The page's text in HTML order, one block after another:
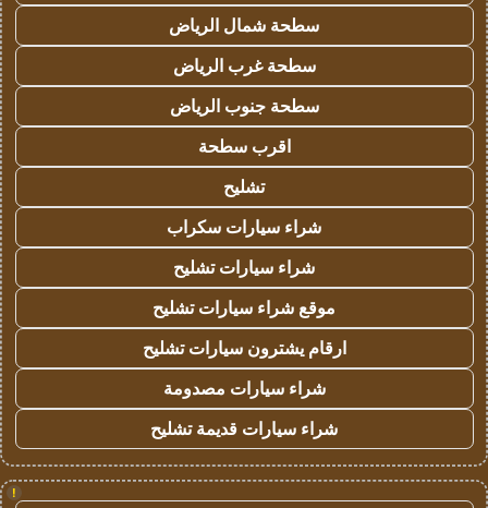
سطحة شمال الرياض
سطحة غرب الرياض
سطحة جنوب الرياض
اقرب سطحة
تشليح
شراء سيارات سكراب
شراء سيارات تشليح
موقع شراء سيارات تشليح
ارقام يشترون سيارات تشليح
شراء سيارات مصدومة
شراء سيارات قديمة تشليح
!